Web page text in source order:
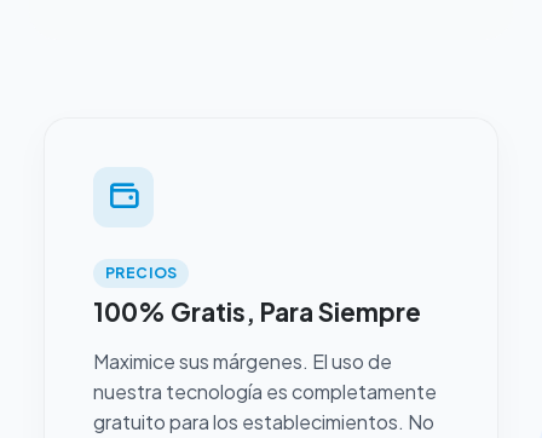
PRECIOS
100% Gratis, Para Siempre
Maximice sus márgenes. El uso de
nuestra tecnología es completamente
gratuito para los establecimientos. No